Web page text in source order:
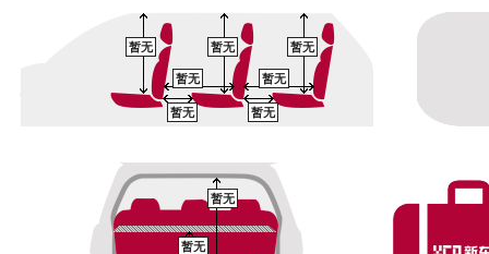
暂无 暂无 暂无
暂无
暂无 暂无
暂无
暂无
暂无